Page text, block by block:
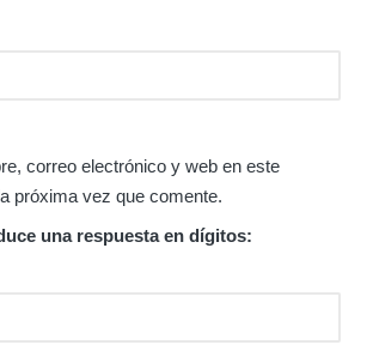
correo electrónico y web en este
próxima vez que comente.
una respuesta en dígitos: